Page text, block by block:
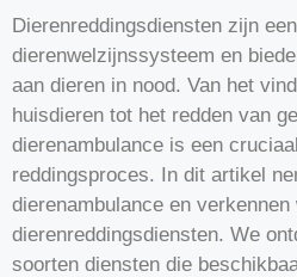
Dierenreddingsdiensten zijn
dierenwelzijnssysteem en
aan dieren in nood. Van het
huisdieren tot het redden van
dierenambulance is een
reddingsproces. In dit artikel
dierenambulance en
dierenreddingsdiensten. We
soorten diensten die